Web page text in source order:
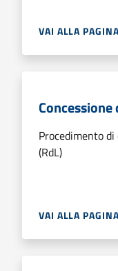
VAI ALLA PAGINA
Procedimento
(RdL)
VAI ALLA PAGINA